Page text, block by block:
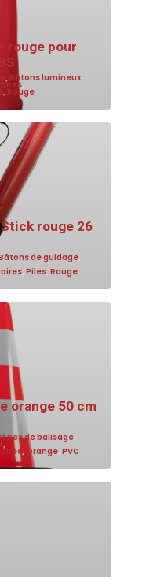
rouge pour
Bâtons lumineux,
,
Rouge
rouge 26
de guidage,
, Piles, Rouge
orange 50 cm
de balisage,
Orange, PVC